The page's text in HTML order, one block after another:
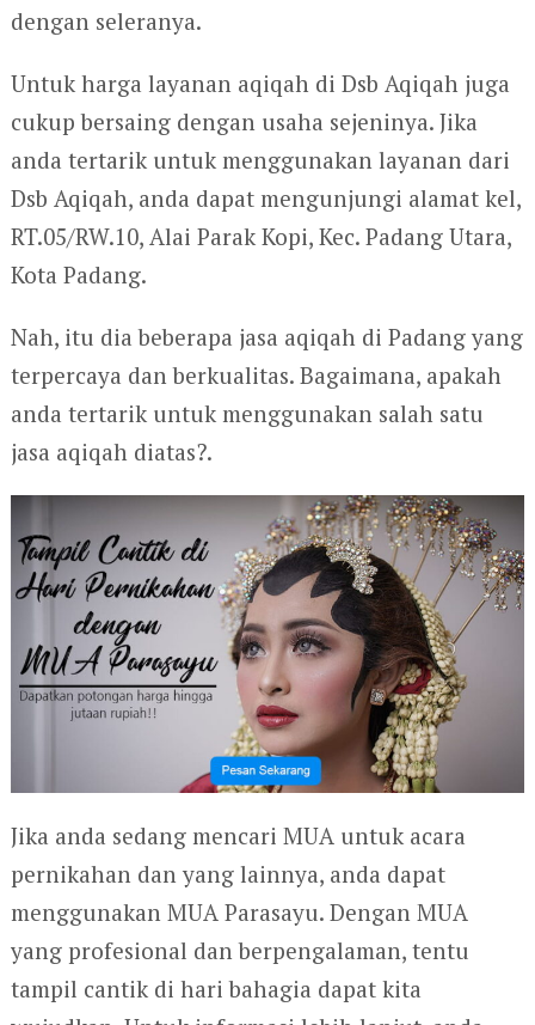
dengan seleranya.
Untuk harga layanan aqiqah di Dsb Aqiqah juga
cukup bersaing dengan usaha sejeninya. Jika
anda tertarik untuk menggunakan layanan dari
Dsb Aqiqah, anda dapat mengunjungi alamat kel,
RT.05/RW.10, Alai Parak Kopi, Kec. Padang Utara,
Kota Padang.
Nah, itu dia beberapa jasa aqiqah di Padang yang
terpercaya dan berkualitas. Bagaimana, apakah
anda tertarik untuk menggunakan salah satu
jasa aqiqah diatas?.
Jika anda sedang mencari MUA untuk acara
pernikahan dan yang lainnya, anda dapat
menggunakan MUA Parasayu. Dengan MUA
yang profesional dan berpengalaman, tentu
tampil cantik di hari bahagia dapat kita